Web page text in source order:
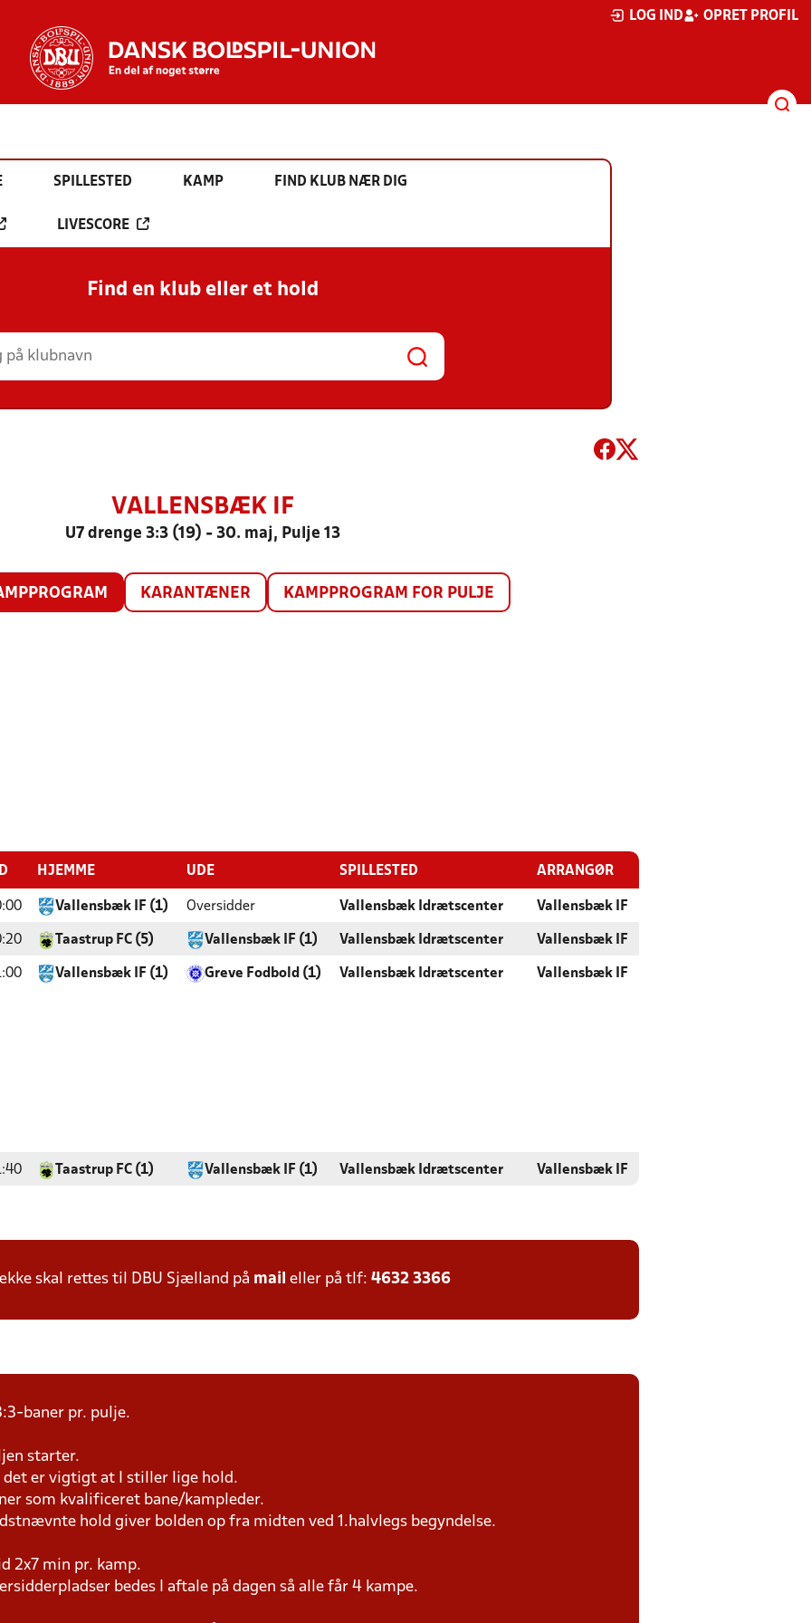
LOG IND OPRET PROFIL
SPILLESTED KAMP FIND KLUB NÆR DIG
LIVESCORE
Find en klub eller et hold
VALLENSBÆK IF
U7 drenge 3:3 (19) - 30. maj, Pulje 13
KARANTÆNER KAMPPROGRAM FOR PULJE
HJEMME UDE SPILLESTED ARRANGØR
Vallensbæk IF (1) Oversidder Vallensbæk Idrætscenter Vallensbæk IF
Taastrup FC (5) Vallensbæk IF (1) Vallensbæk Idrætscenter Vallensbæk IF
Vallensbæk IF (1) Greve Fodbold (1) Vallensbæk Idrætscenter Vallensbæk IF
Taastrup FC (1) Vallensbæk IF (1) Vallensbæk Idrætscenter Vallensbæk IF
skal rettes til DBU Sjælland på mail eller på tlf: 4632 3366
baner pr. pulje.
starter.
det er vigtigt at I stiller lige hold.
som kvalificeret bane/kampleder.
hold giver bolden op fra midten ved 1.halvlegs begyndelse.
2x7 min pr. kamp.
bedes I aftale på dagen så alle får 4 kampe.